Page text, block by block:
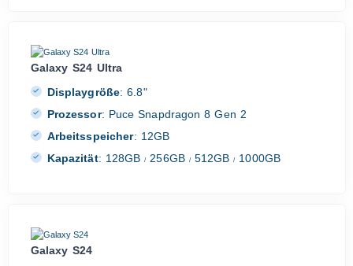
Galaxy S24 Ultra
Displaygröße: 6.8"
Prozessor: Puce Snapdragon 8 Gen 2
Arbeitsspeicher: 12GB
Kapazität: 128GB/ 256GB /512GB/ 1000GB
Galaxy S24